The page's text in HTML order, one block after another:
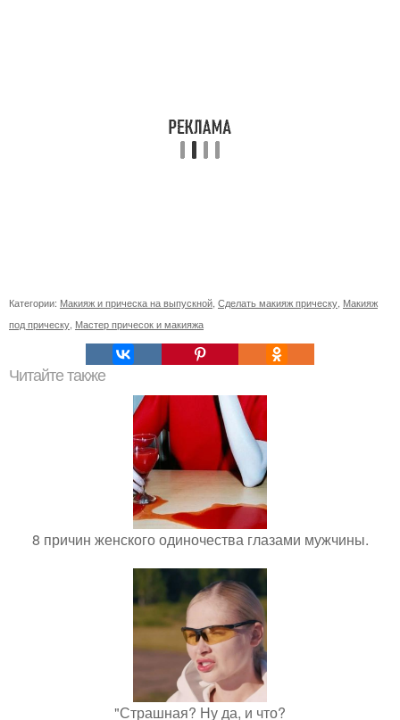
Категории: Макияж и прическа на выпускной Сделать макияж прическу Макияж
под прическу Мастер причесок и макияжа
Читайте также
8 причин женского одиночества глазами мужчины.
"Страшная? Ну да, и что?